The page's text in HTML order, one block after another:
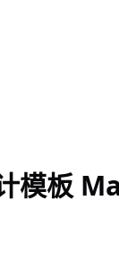
模板